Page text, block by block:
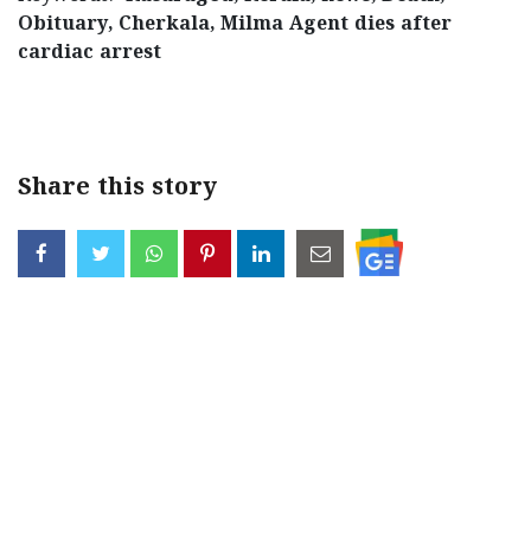
Obituary, Cherkala, Milma Agent dies after
cardiac arrest
Share this story